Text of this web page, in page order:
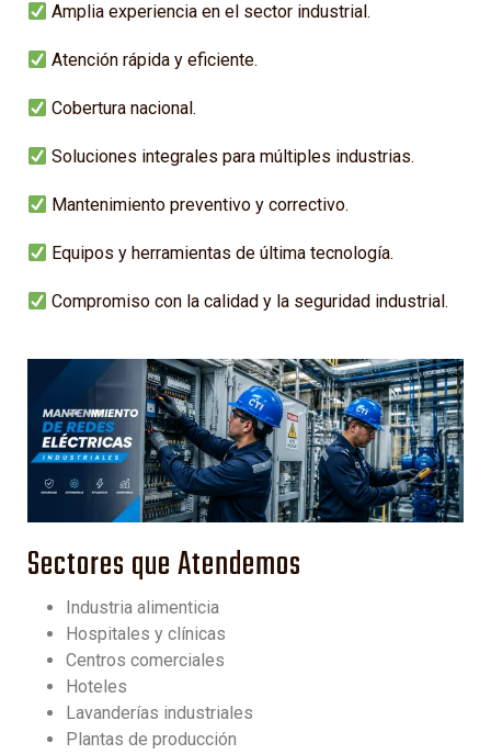
Amplia experiencia en el sector industrial.
Atención rápida y eficiente.
Cobertura nacional.
Soluciones integrales para múltiples industrias.
Mantenimiento preventivo y correctivo.
Equipos y herramientas de última tecnología.
Compromiso con la calidad y la seguridad industrial.
Sectores que Atendemos
Industria alimenticia
Hospitales y clínicas
Centros comerciales
Hoteles
Lavanderías industriales
Plantas de producción